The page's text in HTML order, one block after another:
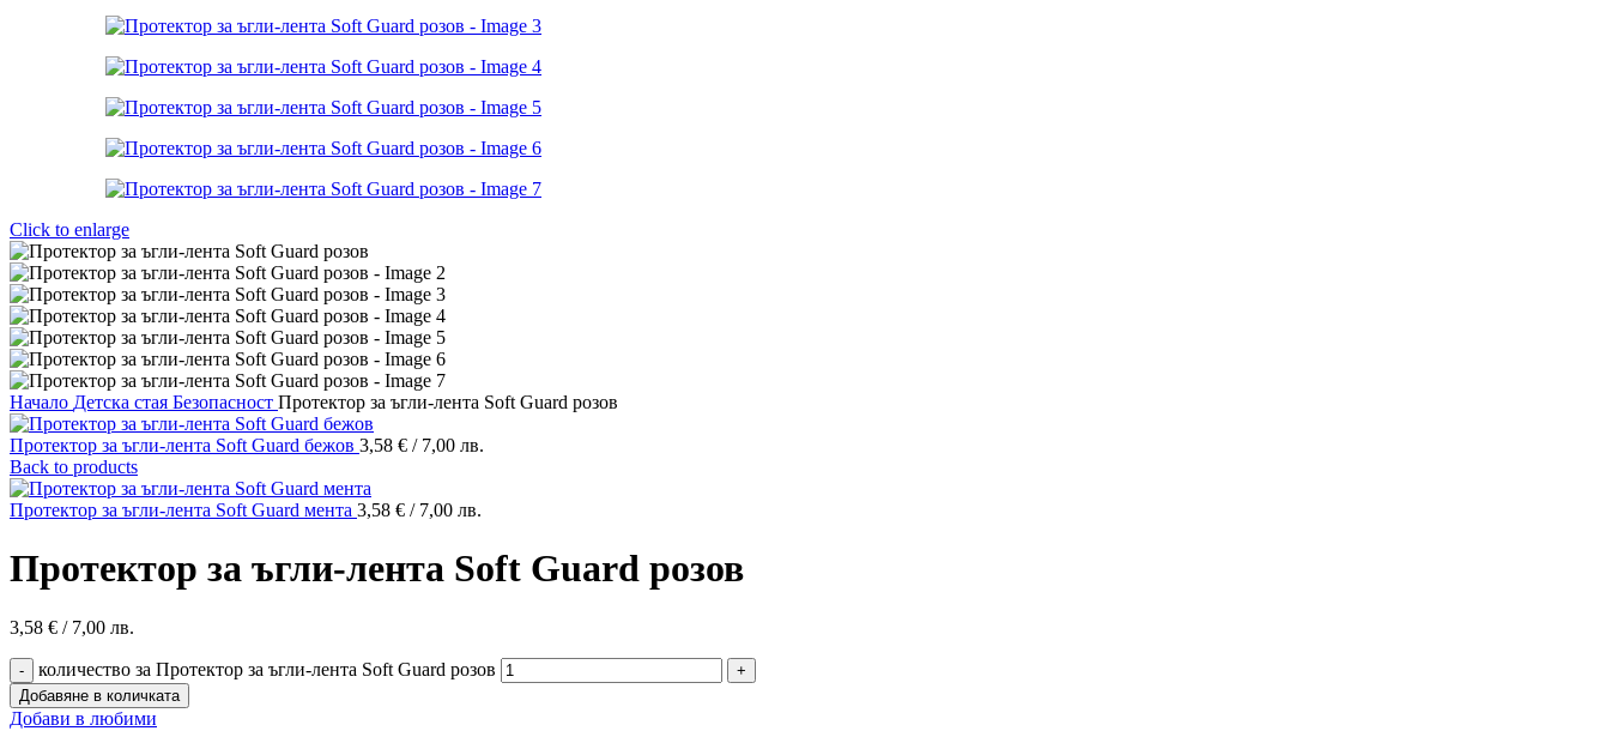
Click to enlarge
Начало Детска стая Безопасност Протектор за ъгли-лента Soft Guard розов
Протектор за ъгли-лента Soft Guard бежов 3,58 € / 7,00 лв.
Back to products
Протектор за ъгли-лента Soft Guard мента 3,58 € / 7,00 лв.
Протектор за ъгли-лента Soft Guard розов
3,58 € / 7,00 лв.
количество за Протектор за ъгли-лента Soft Guard розов
Добавяне в количката
Добави в любими